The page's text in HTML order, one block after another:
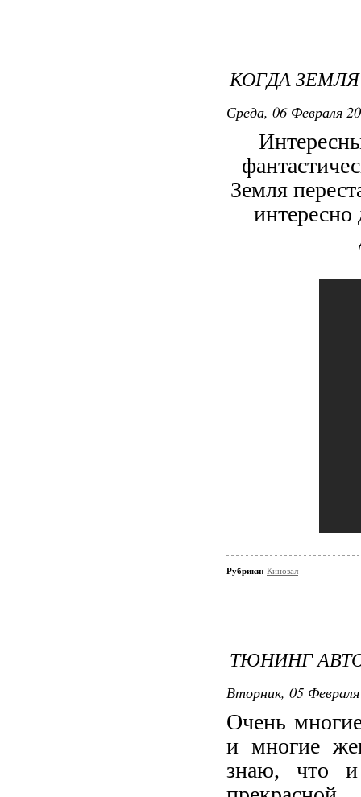
КОГДА
Среда, 06 Февраля
Земля
интересно
Рубрики: Кинозал
ТЮНИНГ
Вторник, 05
Очень
и многие
знаю, что и